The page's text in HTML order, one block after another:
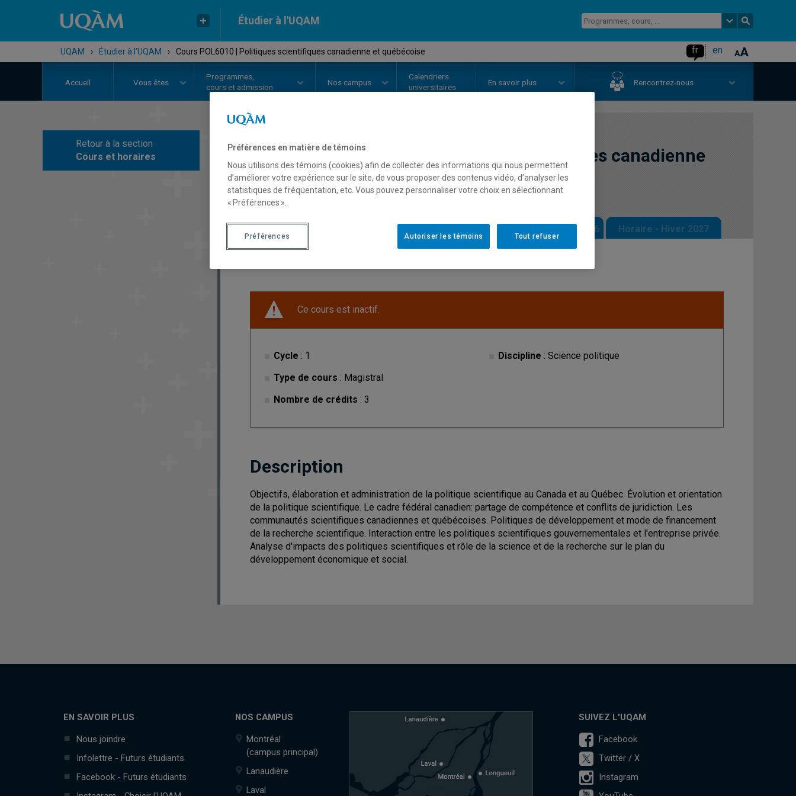
Étudier à l'UQAM
UQAM › Étudier à l'UQAM › Cours POL6010 | Politiques scientifiques canadienne et québécoise fr en
Accueil Vous êtes
Programmes,
cours et admission
Nos campus
Calendriers
universitaires
En savoir plus Rencontrez-nous
Retour à la section
Cours et horaires
COURS// POL6010
Politiques scientifiques canadienne
et québécoise
Description Horaire - Été 2026 Horaire - Automne 2026 Horaire - Hiver 2027
Ce cours est inactif.
Cycle : 1
Type de cours : Magistral
Nombre de crédits : 3
Discipline : Science politique
Description
Objectifs, élaboration et administration de la politique scientifique au Canada et au Québec. Évolution et orientation
de la politique scientifique. Le cadre fédéral canadien: partage de compétence et conflits de juridiction. Les
communautés scientifiques canadiennes et québécoises. Politiques de développement et mode de financement
de la recherche scientifique. Interaction entre les politiques scientifiques gouvernementales et l'entreprise privée.
Analyse d'impacts des politiques scientifiques et rôle de la science et de la recherche sur le plan du
développement économique et social.
EN SAVOIR PLUS
Nous joindre
Infolettre - Futurs étudiants
Facebook - Futurs étudiants
NOS CAMPUS
Montréal
(campus principal)
Lanaudière
Laval
SUIVEZ L'UQAM
Facebook
Twitter / X
Instagram
Préférences en matière de témoins
Nous utilisons des témoins (cookies) afin de collecter des informations qui nous permettent
d’améliorer votre expérience sur le site, de vous proposer des contenus vidéo, d’analyser les
statistiques de fréquentation, etc. Vous pouvez personnaliser votre choix en sélectionnant
« Préférences ».
Tout refuser
Autoriser les témoins
Préférences